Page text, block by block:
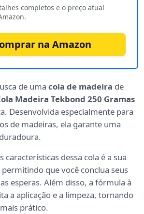
completos e o preço atual
na Amazon
de uma cola de madeira de
Madeira Tekbond 250 Gramas
Desenvolvida especialmente para
de madeiras, ela garante uma
características dessa cola é a sua
permitindo que você conclua seus
esperas. Além disso, a fórmula à
a aplicação e a limpeza, tornando
prático.